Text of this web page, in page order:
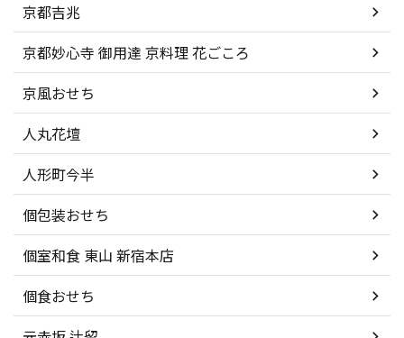
京都吉兆
京都妙心寺 御用達 京料理 花ごころ
京風おせち
人丸花壇
人形町今半
個包装おせち
個室和食 東山 新宿本店
個食おせち